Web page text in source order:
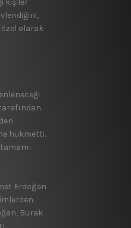
kişiler
olarak
hükmetti.
Erdoğan
Burak